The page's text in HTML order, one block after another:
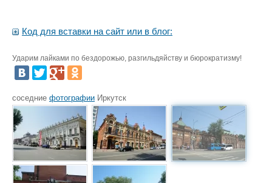
Код для вставки на сайт или в блог:
Ударим лайками по бездорожью, разгильдяйству и бюрократизму!
соседние фотографии Иркутск